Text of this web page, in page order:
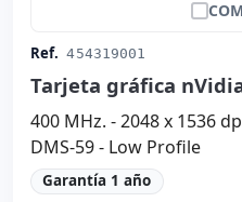
Ref. 454319001
Tarjeta gráfica
400 MHz. - 2048 x 1536
DMS-59 - Low Profile
Garantía 1 año